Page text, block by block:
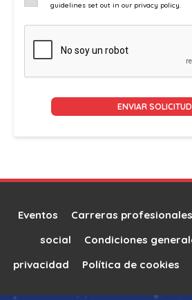
guidelines set out in our privacy policy.
Eventos Carreras profesionales
social
Condiciones
privacidad
Política de cookies